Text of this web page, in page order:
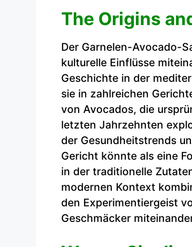
The Origins
Der Garnelen-Avocado-
kulturelle Einflüsse
Geschichte in der
sie in zahlreichen
von Avocados, die
letzten Jahrzehnten
der Gesundheitstrends
Gericht könnte als eine
in der traditionelle
modernen Kontext
den Experimentiergeist
Geschmäcker